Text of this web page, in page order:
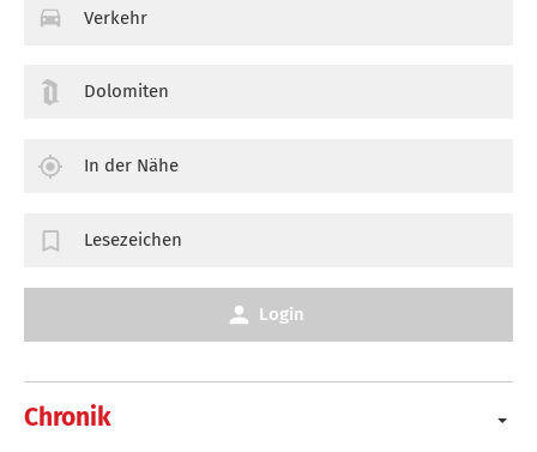
Chronik
Verkehr
Dolomiten
In der Nähe
Lesezeichen
Login